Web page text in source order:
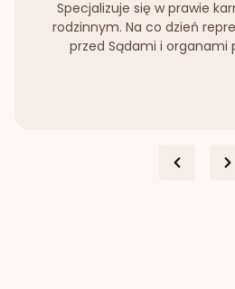
Specjalizuje się w prawie
rodzinnym. Na co dzień
przed Sądami i organami